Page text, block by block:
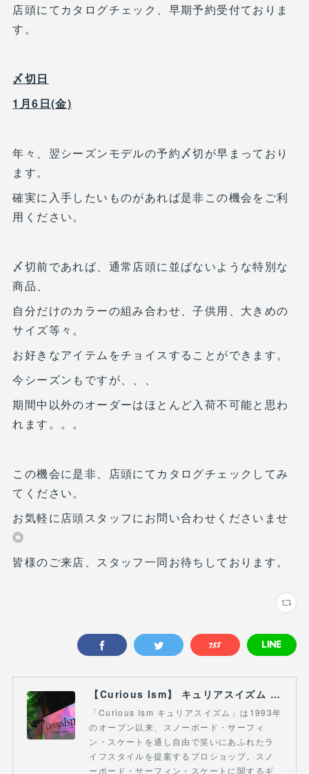
店頭にてカタログチェック、早期予約受付ておりま
す。
〆切日
1月6日(金)
年々、翌シーズンモデルの予約〆切が早まっており
ます。
確実に入手したいものがあれば是非この機会をご利
用ください。
〆切前であれば、通常店頭に並ばないような特別な
商品、
自分だけのカラーの組み合わせ、子供用、大きめの
サイズ等々。
お好きなアイテムをチョイスすることができます。
今シーズンもですが、、、
期間中以外のオーダーはほとんど入荷不可能と思わ
れます。。。
この機会に是非、店頭にてカタログチェックしてみ
てください。
お気軽に店頭スタッフにお問い合わせくださいませ
◎
皆様のご来店、スタッフ一同お待ちしております。
【Curious Ism】 キュリアスイズム l スノーボードショップ サーフショップ 福島県 会津若松市 郡山市 通販
「Curious Ism キュリアスイズム」は1993年
のオープン以来、スノーボード・サーフィ
ン・スケートを通し自由で笑いにあふれたラ
イフスタイルを提案するプロショップ。スノ
ーボード・サーフィン・スケートに関するギ